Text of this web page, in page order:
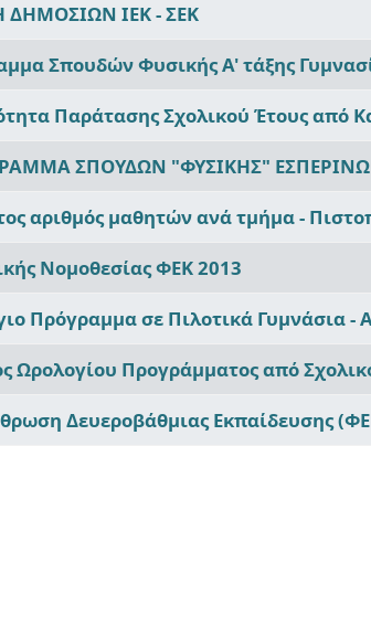
ΔΗΜΟΣΙΩΝ ΙΕΚ - ΣΕΚ
Σπουδών Φυσικής Α' τάξης
Παράτασης Σχολικού Έτους από
ΣΠΟΥΔΩΝ "ΦΥΣΙΚΗΣ"
αριθμός μαθητών ανά τμήμα -
Νομοθεσίας ΦΕΚ 2013
Πρόγραμμα σε Πιλοτικά Γυμνάσια -
Ωρολογίου Προγράμματος από
Δευεροβάθμιας Εκπαίδευσης